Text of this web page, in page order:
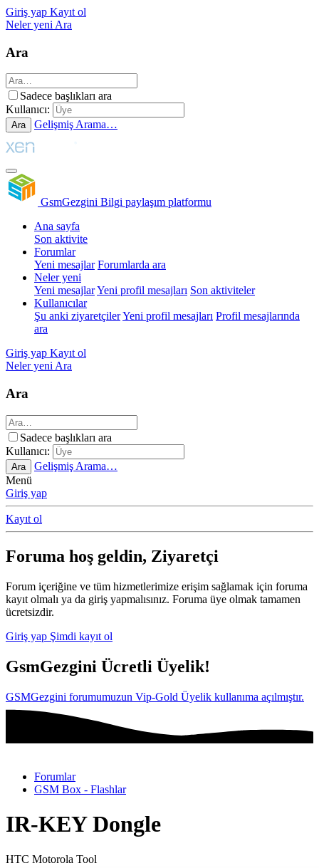
Giriş yap Kayıt ol
Neler yeni Ara
Ara
Sadece başlıkları ara
Kullanıcı:
Ara Gelişmiş Arama…
GsmGezgini Bilgi paylaşım platformu
Ana sayfa
Son aktivite
Forumlar
Yeni mesajlar Forumlarda ara
Neler yeni
Yeni mesajlarYeni profil mesajları Son aktiviteler
Kullanıcılar
Şu anki ziyaretçilerYeni profil mesajları Profil mesajlarında
ara
Giriş yap Kayıt ol
Neler yeniAra
Ara
Sadece başlıkları ara
Kullanıcı:
Ara
Gelişmiş Arama…
Menü
Giriş yap
Kayıt ol
Foruma hoş geldin, Ziyaretçi
Forum içeriğine ve tüm hizmetlerimize erişim sağlamak için foruma
kayıt olmalı ya da giriş yapmalısınız. Foruma üye olmak tamamen
ücretsizdir.
Giriş yap Şimdi kayıt ol
GsmGezgini Ücretli Üyelik!
GSMGezgini forumumuzun Vip-Gold Üyelik kullanıma açılmıştır.
Forumlar
GSM Box - Flashlar
IR-KEY Dongle
HTC Motorola Tool